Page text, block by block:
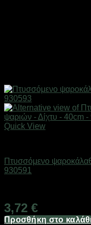
Quick View
Πτυσσόμενο
930591
3,72 €
Προσθήκη στο